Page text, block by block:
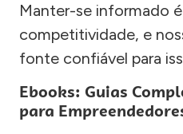
Manter-se informado
competitividade, e
fonte confiável para
Ebooks: Guias
para